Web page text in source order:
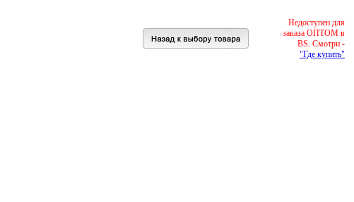
Недоступен для
заказа ОПТОМ в
BS. Смотри -
"Где купить"